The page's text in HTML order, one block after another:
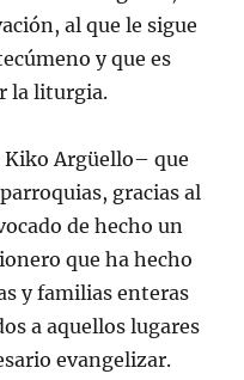
al que le sigue
y que es
la liturgia.
Argüello– que
gracias al
de hecho un
que ha hecho
y familias enteras
a aquellos lugares
evangelizar.